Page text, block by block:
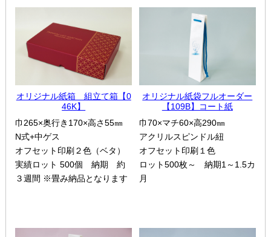
オリジナル紙箱 組立て箱【0
46K】
巾265×奥行き170×高さ55㎜
N式+中ゲス
オフセット印刷２色（ベタ）
実績ロット 500個 納期 約
３週間 ※畳み納品となります
オリジナル紙袋フルオーダー
【109B】コート紙
巾70×マチ60×高290㎜
アクリルスピンドル紐
オフセット印刷１色
ロット500枚～ 納期1～1.5カ
月